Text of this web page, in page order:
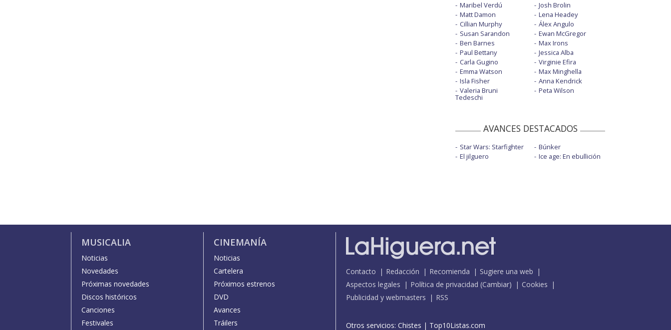
Maribel Verdú
Matt Damon
Cillian Murphy
Susan Sarandon
Ben Barnes
Paul Bettany
Carla Gugino
Emma Watson
Isla Fisher
Valeria Bruni
Tedeschi
Josh Brolin
Lena Headey
Álex Angulo
Ewan McGregor
Max Irons
Jessica Alba
Virginie Efira
Max Minghella
Anna Kendrick
Peta Wilson
AVANCES DESTACADOS
Star Wars: Starfighter
El jilguero
Búnker
Ice age: En ebullición
MUSICALIA
Noticias
Novedades
Próximas novedades
Discos históricos
Canciones
Festivales
CINEMANÍA
Noticias
Cartelera
Próximos estrenos
DVD
Avances
Tráilers
Contacto Redacción Recomienda
Sugiere una web
Aspectos legales
Política de privacidad (Cambiar)
Cookies
Publicidad y webmasters
RSS
Otros servicios: Chistes | Top10Listas.com